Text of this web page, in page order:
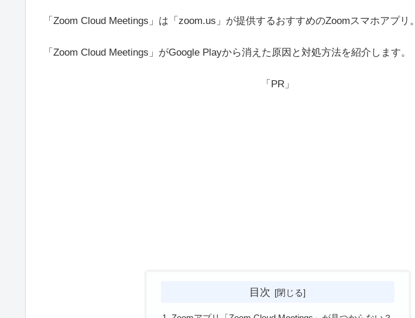
「Zoom Cloud Meetings」は「zoom.us」が提供するおすすめのZoomスマホアプリ。
「Zoom Cloud Meetings」がGoogle Playから消えた原因と対処方法を紹介します。
「PR」
目次